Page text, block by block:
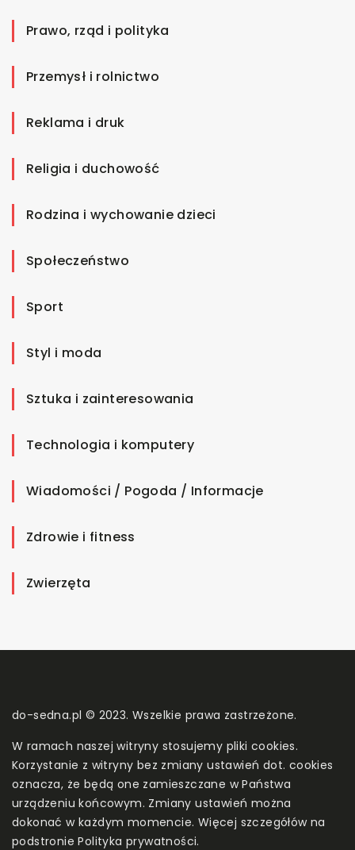
Prawo, rząd i polityka
Przemysł i rolnictwo
Reklama i druk
Religia i duchowość
Rodzina i wychowanie dzieci
Społeczeństwo
Sport
Styl i moda
Sztuka i zainteresowania
Technologia i komputery
Wiadomości / Pogoda / Informacje
Zdrowie i fitness
Zwierzęta
do-sedna.pl © 2023. Wszelkie prawa zastrzeżone.
W ramach naszej witryny stosujemy pliki cookies.
Korzystanie z witryny bez zmiany ustawień dot. cookies
oznacza, że będą one zamieszczane w Państwa
urządzeniu końcowym. Zmiany ustawień można
dokonać w każdym momencie. Więcej szczegółów na
podstroniePolityka prywatności.